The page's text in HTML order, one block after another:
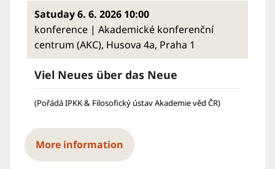
Satuday 6. 6. 2026 10:00
konference | Akademické konferenční
centrum (AKC), Husova 4a, Praha 1
Viel Neues über das Neue
(Pořádá IPKK & Filosofický ústav Akademie věd ČR)
More information